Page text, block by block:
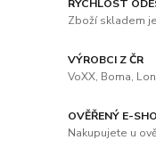
RYCHLOST
Zboží skladem
VÝROBCI Z ČR
VoXX, Boma,
OVĚŘENÝ E-
Nakupujete u